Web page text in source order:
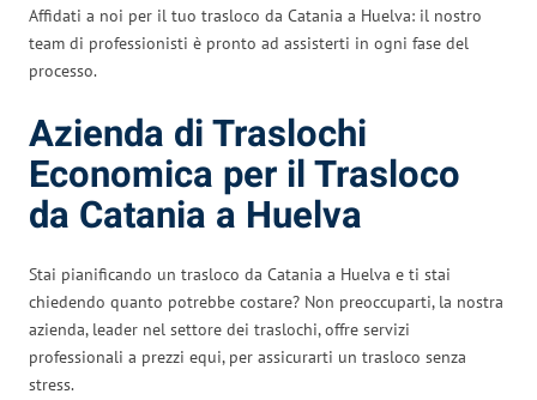
Affidati a noi per il tuo trasloco da Catania a Huelva: il nostro
team di professionisti è pronto ad assisterti in ogni fase del
processo.
Azienda di Traslochi
Economica per il Trasloco
da Catania a Huelva
Stai pianificando un trasloco da Catania a Huelva e ti stai
chiedendo quanto potrebbe costare? Non preoccuparti, la nostra
azienda, leader nel settore dei traslochi, offre servizi
professionali a prezzi equi, per assicurarti un trasloco senza
stress.